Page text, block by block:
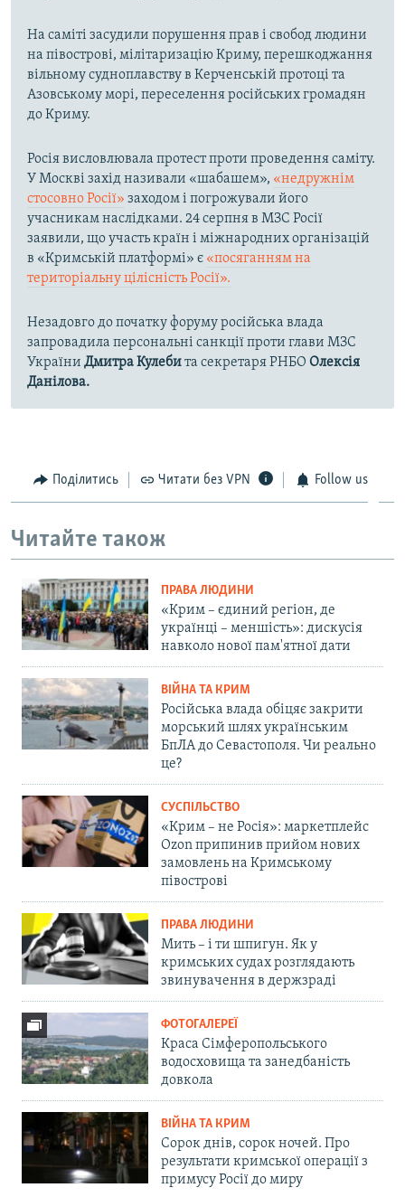
На саміті засудили порушення прав і свобод людини
на півострові, мілітаризацію Криму, перешкоджання
вільному судноплавству в Керченській протоці та
Азовському морі, переселення російських громадян
до Криму.
Росія висловлювала протест проти проведення саміту.
У Москві захід називали «шабашем», «недружнім
стосовно Росії» заходом і погрожували його
учасникам наслідками. 24 серпня в МЗС Росії
заявили, що участь країн і міжнародних організацій
в «Кримській платформі» є «посяганням на
територіальну цілісність Росії».
Незадовго до початку форуму російська влада
запровадила персональні санкції проти глави МЗС
України Дмитра Кулебита секретаря РНБО Олексія
Данілова.
Поділитись Читати без VPN Follow us
Читайте також
ПРАВА ЛЮДИНИ
«Крим – єдиний регіон, де
українці – меншість»: дискусія
навколо нової пам'ятної дати
ВІЙНА ТА КРИМ
Російська влада обіцяє закрити
морський шлях українським
БпЛА до Севастополя. Чи реально
це?
СУСПІЛЬСТВО
«Крим – не Росія»: маркетплейс
Ozon припинив прийом нових
замовлень на Кримському
півострові
ПРАВА ЛЮДИНИ
Мить – і ти шпигун. Як у
кримських судах розглядають
звинувачення в держзраді
ФОТОГАЛЕРЕЇ
Краса Сімферопольського
водосховища та занедбаність
довкола
ВІЙНА ТА КРИМ
Сорок днів, сорок ночей. Про
результати кримської операції з
примусу Росії до миру